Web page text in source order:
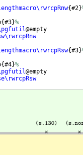
{#2}
{#3}%
@empty
{#3}
{#4}%
@empty